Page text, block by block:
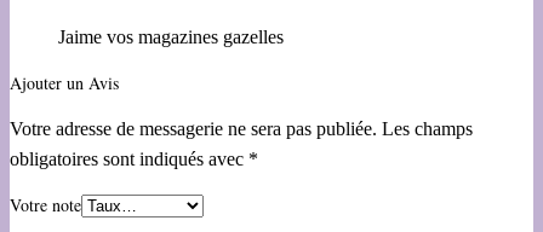
Jaime vos magazines gazelles
Ajouter un Avis
Votre adresse de messagerie ne sera pas publiée. Les champs
obligatoires sont indiqués avec *
Votre note